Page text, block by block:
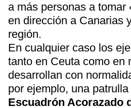
a más personas a tomar
en dirección a Canarias
región.
En cualquier caso los
tanto en Ceuta como en
desarrollan con
por ejemplo, una patrulla
Escuadrón Acorazado